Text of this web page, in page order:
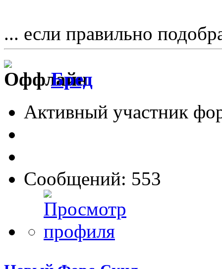
... если правильно
Бред
Активный участник
Сообщений: 553